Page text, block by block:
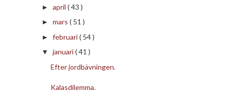
► april ( 43 )
► mars ( 51 )
► februari( 54 )
▼ januari( 41 )
Efter jordbävningen.
Kalasdilemma.